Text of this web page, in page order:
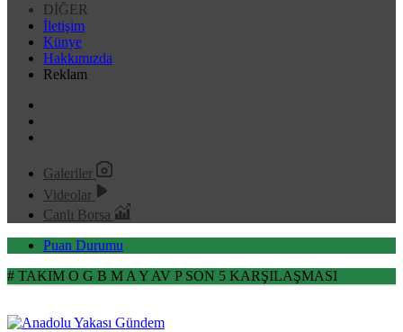
DİĞER
İletişim
Künye
Hakkımızda
Reklam
Galeriler
Videolar
Canlı Borsa
Puan Durumu
# TAKIM O G B M A Y AV P SON 5 KARŞILAŞMASI